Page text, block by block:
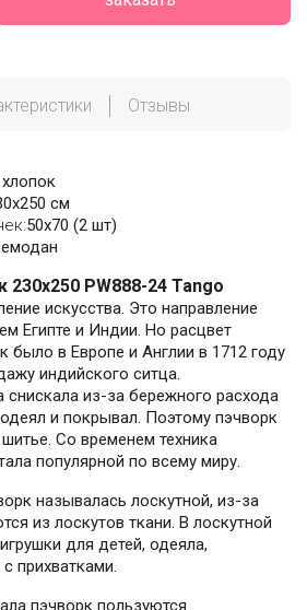
Отзывы
хлопок
см
50x70 (2 шт)
PW888-24 Tango
искусства. Это направление
Египте и Индии. Но расцвет
было в Европе и Англии в 1712 году
индийского ситца.
снискала из-за бережного расхода
и покрывал. Поэтому пэчворк
Со временем техника
популярной по всему миру.
называлась лоскутной, из-за
из лоскутов ткани. В лоскутной
для детей, одеяла,
прихватками.
пэчворк пользуются